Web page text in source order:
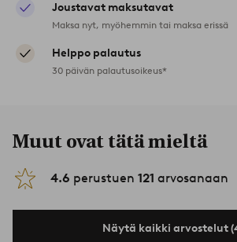
Joustavat maksutavat
Maksa nyt, myöhemmin tai maksa erissä
Helppo palautus
30 päivän palautusoikeus*
Muut ovat tätä mieltä
4.6 perustuen 121 arvosanaan
Näytä kaikki arvostelut